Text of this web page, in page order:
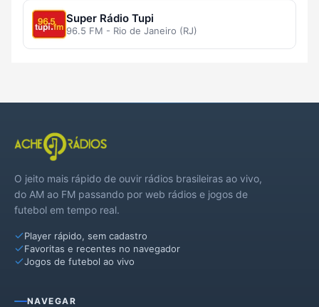
Super Rádio Tupi
96.5 FM - Rio de Janeiro (RJ)
O jeito mais rápido de ouvir rádios brasileiras ao vivo,
do AM ao FM passando por web rádios e jogos de
futebol em tempo real.
Player rápido, sem cadastro
Favoritas e recentes no navegador
Jogos de futebol ao vivo
NAVEGAR